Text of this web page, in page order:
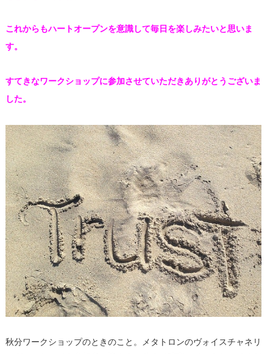
これからもハートオープンを意識して毎日を楽しみたいと思いま
す。
すてきなワークショップに参加させていただきありがとうございま
した。
秋分ワークショップのときのこと。メタトロンのヴォイスチャネリ